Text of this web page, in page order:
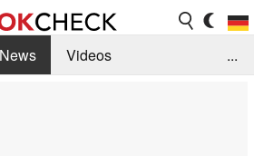
News
Videos
...